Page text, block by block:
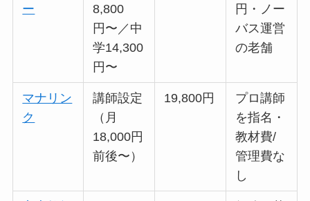
ー
8,800
円〜／中
学14,300
円〜
円・ノー
バス運営
の老舗
マナリン
ク
講師設定
（月
18,000円
前後〜）
19,800円
プロ講師
を指名・
教材費/
管理費な
し